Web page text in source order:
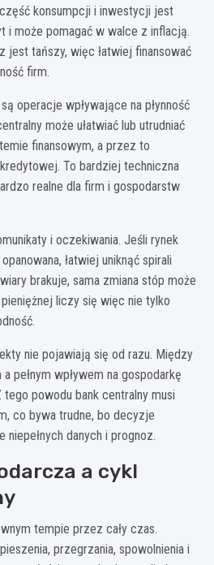
konsumpcji i inwestycji jest
i może pomagać w walce z inflacją.
jest tańszy, więc łatwiej finansować
firm.
operacje wpływające na płynność
może ułatwiać lub utrudniać
finansowym, a przez to
To bardziej techniczna
realne dla firm i gospodarstw
i oczekiwania. Jeśli rynek
łatwiej uniknąć spirali
brakuje, sama zmiana stóp może
liczy się więc nie tylko
nie pojawiają się od razu. Między
pełnym wpływem na gospodarkę
powodu bank centralny musi
co bywa trudne, bo decyzje
danych i prognoz.
a cykl
tempie przez cały czas.
przegrzania, spowolnienia i